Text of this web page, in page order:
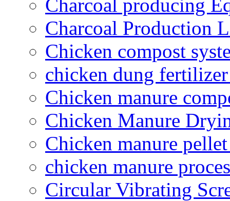
Charcoal producing
Charcoal Production
Chicken compost
chicken dung
Chicken manure
Chicken Manure
Chicken manure
chicken manure
Circular Vibrating